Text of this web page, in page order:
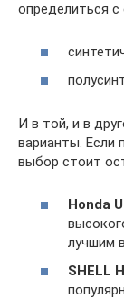
определиться с
И в той, и в
варианты. Если
выбор стоит
Honda
лучшим
SHELL